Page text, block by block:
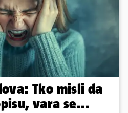
Tko misli da
vara se...